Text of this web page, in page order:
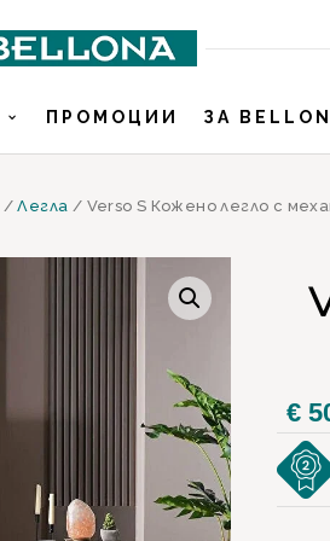
ПРОМОЦИИ ЗА
/Легла / Verso S Кожено легло с
€